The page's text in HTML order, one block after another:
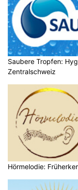
Saubere Tropfen:
Zentralschweiz
Hörmelodie: